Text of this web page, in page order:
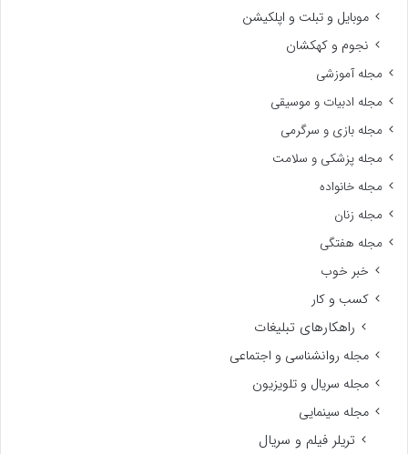
موبایل و تبلت و اپلکیشن
نجوم و کهکشان
مجله آموزشی
مجله ادبیات و موسیقی
مجله بازی و سرگرمی
مجله پزشکی و سلامت
مجله خانواده
مجله زنان
مجله هفتگی
خبر خوب
کسب و کار
راهکارهای تبلیغات
مجله روانشناسی و اجتماعی
مجله سریال و تلویزیون
مجله سینمایی
تریلر فیلم و سریال